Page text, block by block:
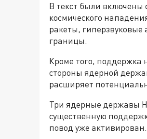
В текст были включены
космического
ракеты, гиперзвуковые
границы.
Кроме того, поддержка
стороны ядерной
расширяет
Три ядерные державы
существенную
повод уже активирован.